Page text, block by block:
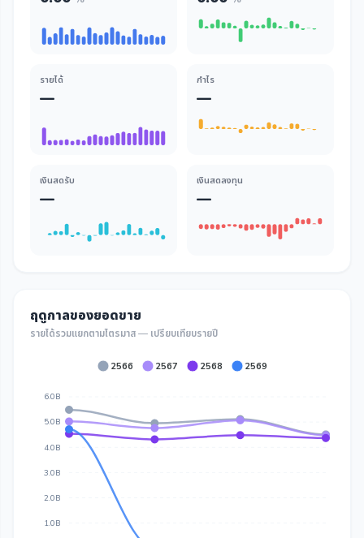
รายได้
—
กำไร
—
เงินสดรับ
—
เงินสดลงทุน
—
ฤดูกาลของยอดขาย
รายได้รวมแยกตามไตรมาส — เปรียบเทียบรายปี
2566 2567 2568 2569
6.0B
5.0B
4.0B
3.0B
2.0B
1.0B